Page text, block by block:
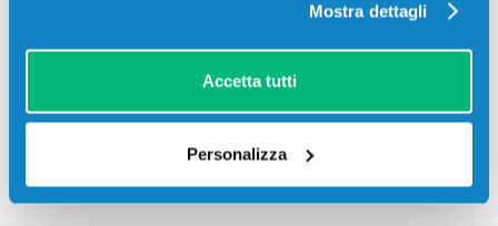
Mostra dettagli
Accetta tutti
Personalizza